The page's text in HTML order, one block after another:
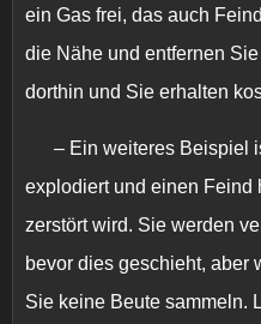
ein Gas frei, das auch
die Nähe und entfernen
dorthin und Sie erhalten
– Ein weiteres Beispiel
explodiert und einen Feind
zerstört wird. Sie werden
bevor dies geschieht, aber
Sie keine Beute sammeln.